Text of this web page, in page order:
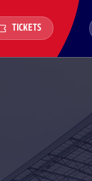
TICKETS